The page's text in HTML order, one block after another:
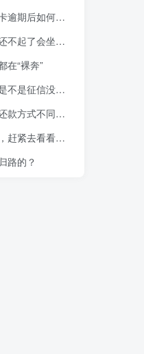
停息挂账分期还款
吗（附视频教程）
在“裸奔”
题就可以贷款了）
利息竟相差650
紧去看看吧！
路的？